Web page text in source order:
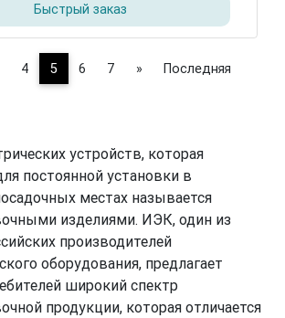
Быстрый заказ
4 5 6 7 » Последняя
устройств, которая
постоянной установки в
местах называется
изделиями. ИЭК, один из
производителей
оборудования, предлагает
широкий спектр
продукции, которая отличается